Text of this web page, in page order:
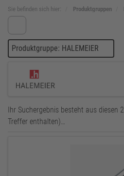
Sie befinden sich hier: Produktgruppen
Produktgruppe: HALEMEIER
Ihr Suchergebnis besteht aus diesen
Treffer enthalten)…